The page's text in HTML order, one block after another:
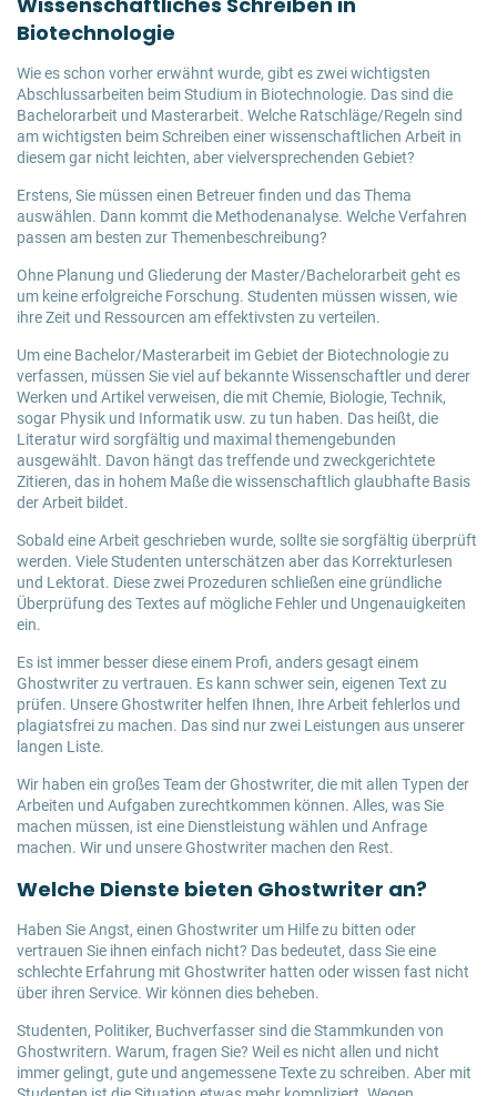
Biotechnologie
Wie es schon vorher erwähnt wurde, gibt es zwei wichtigsten
Abschlussarbeiten beim Studium in Biotechnologie. Das sind die
Bachelorarbeit und Masterarbeit. Welche Ratschläge/Regeln sind
am wichtigsten beim Schreiben einer wissenschaftlichen Arbeit in
diesem gar nicht leichten, aber vielversprechenden Gebiet?
Erstens, Sie müssen einen Betreuer finden und das Thema
auswählen. Dann kommt die Methodenanalyse. Welche Verfahren
passen am besten zur Themenbeschreibung?
Ohne Planung und Gliederung der Master/Bachelorarbeit geht es
um keine erfolgreiche Forschung. Studenten müssen wissen, wie
ihre Zeit und Ressourcen am effektivsten zu verteilen.
Um eine Bachelor/Masterarbeit im Gebiet der Biotechnologie zu
verfassen, müssen Sie viel auf bekannte Wissenschaftler und derer
Werken und Artikel verweisen, die mit Chemie, Biologie, Technik,
sogar Physik und Informatik usw. zu tun haben. Das heißt, die
Literatur wird sorgfältig und maximal themengebunden
ausgewählt. Davon hängt das treffende und zweckgerichtete
Zitieren, das in hohem Maße die wissenschaftlich glaubhafte Basis
der Arbeit bildet.
Sobald eine Arbeit geschrieben wurde, sollte sie sorgfältig überprüft
werden. Viele Studenten unterschätzen aber das Korrekturlesen
und Lektorat. Diese zwei Prozeduren schließen eine gründliche
Überprüfung des Textes auf mögliche Fehler und Ungenauigkeiten
ein.
Es ist immer besser diese einem Profi, anders gesagt einem
Ghostwriter zu vertrauen. Es kann schwer sein, eigenen Text zu
prüfen. Unsere Ghostwriter helfen Ihnen, Ihre Arbeit fehlerlos und
plagiatsfrei zu machen. Das sind nur zwei Leistungen aus unserer
langen Liste.
Wir haben ein großes Team der Ghostwriter, die mit allen Typen der
Arbeiten und Aufgaben zurechtkommen können. Alles, was Sie
machen müssen, ist eine Dienstleistung wählen und Anfrage
machen. Wir und unsere Ghostwriter machen den Rest.
Welche Dienste bieten Ghostwriter an?
Haben Sie Angst, einen Ghostwriter um Hilfe zu bitten oder
vertrauen Sie ihnen einfach nicht? Das bedeutet, dass Sie eine
schlechte Erfahrung mit Ghostwriter hatten oder wissen fast nicht
über ihren Service. Wir können dies beheben.
Studenten, Politiker, Buchverfasser sind die Stammkunden von
Ghostwritern. Warum, fragen Sie? Weil es nicht allen und nicht
immer gelingt, gute und angemessene Texte zu schreiben. Aber mit